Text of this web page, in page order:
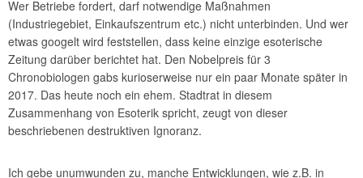
Wer Betriebe fordert, darf notwendige Maßnahmen
(Industriegebiet, Einkaufszentrum etc.) nicht unterbinden. Und wer
etwas googelt wird feststellen, dass keine einzige esoterische
Zeitung darüber berichtet hat. Den Nobelpreis für 3
Chronobiologen gabs kurioserweise nur ein paar Monate später in
2017. Das heute noch ein ehem. Stadtrat in diesem
Zusammenhang von Esoterik spricht, zeugt von dieser
beschriebenen destruktiven Ignoranz.
Ich gebe unumwunden zu, manche Entwicklungen, wie z.B. in